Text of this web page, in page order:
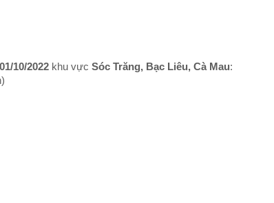
01/10/2022 khu vực Sóc Trăng, Bạc Liêu, Cà Mau: